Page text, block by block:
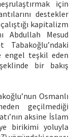
için
destekler
kapitalizm
Abdullah Mesud
Tabakoğlu’ndaki
engel teşkil eden
bir bakış
Osmanlı
geçilmediği
aksine İslam
birikimi yoluyla